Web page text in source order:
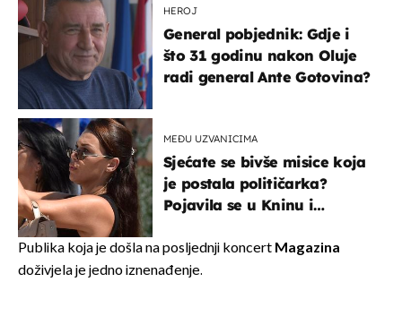
HEROJ
General pobjednik: Gdje i
što 31 godinu nakon Oluje
radi general Ante Gotovina?
MEĐU UZVANICIMA
Sjećate se bivše misice koja
je postala političarka?
Pojavila se u Kninu i
Publika koja je došla na posljednji koncert Magazina
doživjela je jedno iznenađenje.